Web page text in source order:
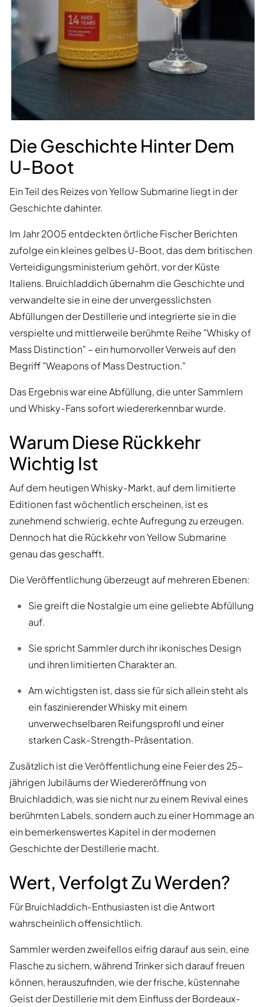
Die Geschichte Hinter Dem
U-Boot
Ein Teil des Reizes von Yellow Submarine liegt in der
Geschichte dahinter.
Im Jahr 2005 entdeckten örtliche Fischer Berichten
zufolge ein kleines gelbes U-Boot, das dem britischen
Verteidigungsministerium gehört, vor der Küste
Italiens. Bruichladdich übernahm die Geschichte und
verwandelte sie in eine der unvergesslichsten
Abfüllungen der Destillerie und integrierte sie in die
verspielte und mittlerweile berühmte Reihe "Whisky of
Mass Distinction" – ein humorvoller Verweis auf den
Begriff "Weapons of Mass Destruction."
Das Ergebnis war eine Abfüllung, die unter Sammlern
und Whisky-Fans sofort wiedererkennbar wurde.
Warum Diese Rückkehr
Wichtig Ist
Auf dem heutigen Whisky-Markt, auf dem limitierte
Editionen fast wöchentlich erscheinen, ist es
zunehmend schwierig, echte Aufregung zu erzeugen.
Dennoch hat die Rückkehr von Yellow Submarine
genau das geschafft.
Die Veröffentlichung überzeugt auf mehreren Ebenen:
Sie greift die Nostalgie um eine geliebte Abfüllung
auf.
Sie spricht Sammler durch ihr ikonisches Design
und ihren limitierten Charakter an.
Am wichtigsten ist, dass sie für sich allein steht als
ein faszinierender Whisky mit einem
unverwechselbaren Reifungsprofil und einer
starken Cask-Strength-Präsentation.
Zusätzlich ist die Veröffentlichung eine Feier des 25-
jährigen Jubiläums der Wiedereröffnung von
Bruichladdich, was sie nicht nur zu einem Revival eines
berühmten Labels, sondern auch zu einer Hommage an
ein bemerkenswertes Kapitel in der modernen
Geschichte der Destillerie macht.
Wert, Verfolgt Zu Werden?
Für Bruichladdich-Enthusiasten ist die Antwort
wahrscheinlich offensichtlich.
Sammler werden zweifellos eifrig darauf aus sein, eine
Flasche zu sichern, während Trinker sich darauf freuen
können, herauszufinden, wie der frische, küstennahe
Geist der Destillerie mit dem Einfluss der Bordeaux-